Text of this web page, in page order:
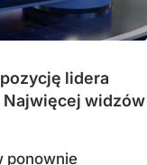
lidera
widzów
ponownie